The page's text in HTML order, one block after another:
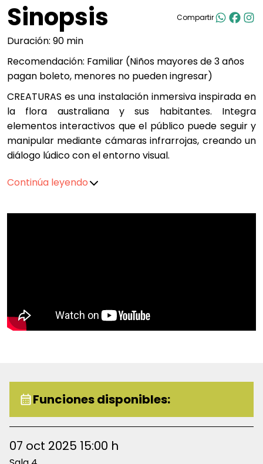
Sinopsis Compartir
Duración: 90 min
Recomendación: Familiar (Niños mayores de 3 años
pagan boleto, menores no pueden ingresar)
CREATURAS es una instalación inmersiva inspirada en
la flora australiana y sus habitantes. Integra
elementos interactivos que el público puede seguir y
manipular mediante cámaras infrarrojas, creando un
diálogo lúdico con el entorno visual.
Un espacio que invita al asombro, la exploración y el
encuentran aquí un terreno donde descubrir y dejar
INAPAM. Máximo 2 boletos por persona, válido
únicamente en taquillas del Conjunto Santander.
Continúa leyendo
Funciones disponibles:
07 oct 2025 15:00 h